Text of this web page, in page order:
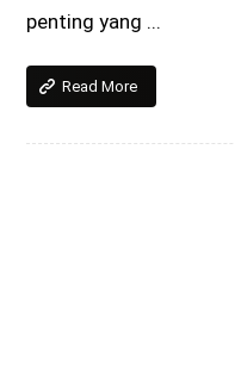
penting yang ...
Read More